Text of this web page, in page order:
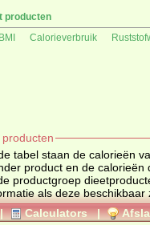
producten
BMI Calorieverbruik
tabel staan de calorieën
product en de calorieën
productgroep
als deze beschikbaar
Calculators |